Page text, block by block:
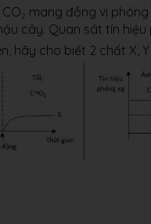
2 mang đồng vị
cây. Quan sát tín
hãy cho biết 2 chất X,